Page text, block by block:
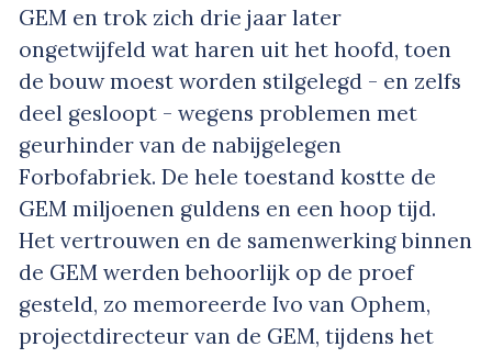
GEM en trok zich drie jaar later
ongetwijfeld wat haren uit het hoofd, toen
de bouw moest worden stilgelegd - en zelfs
deel gesloopt - wegens problemen met
geurhinder van de nabijgelegen
Forbofabriek. De hele toestand kostte de
GEM miljoenen guldens en een hoop tijd.
Het vertrouwen en de samenwerking binnen
de GEM werden behoorlijk op de proef
gesteld, zo memoreerde Ivo van Ophem,
projectdirecteur van de GEM, tijdens het